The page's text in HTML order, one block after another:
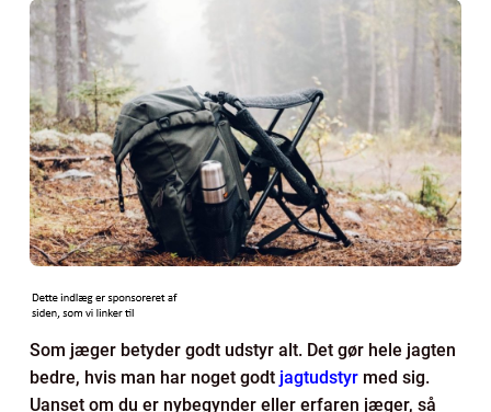
Som jæger betyder godt udstyr alt. Det gør hele jagten
bedre, hvis man har noget godt jagtudstyr med sig.
Uanset om du er nybegynder eller erfaren jæger, så